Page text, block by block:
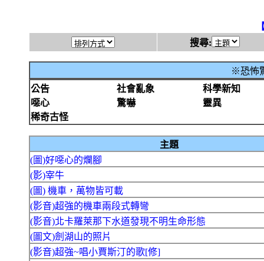
搜尋:
※恐怖
公告
社會亂象
科學新知
噁心
驚嚇
靈異
稀奇古怪
主題
(圖)好噁心的爛腳
(影)宰牛
(圖) 機車，萬物皆可載
(影音)超強的機車兩段式轉彎
(影音)北卡羅萊那下水道發現不明生命形態
(圖文)劍湖山的照片
(影音)超強~唱小賈斯汀的歌[修]